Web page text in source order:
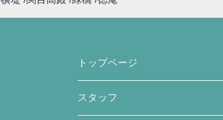
トップページ
スタッフ